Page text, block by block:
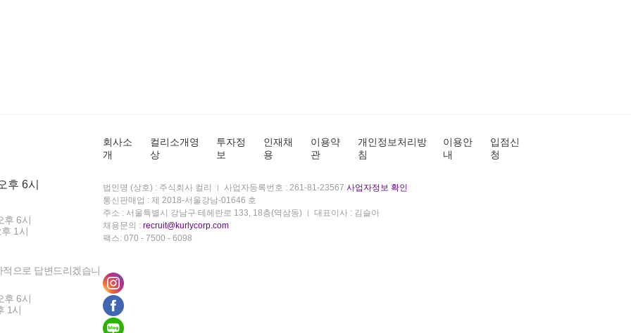
후 6시
후 6시
1시
으로 답변드리겠습니
후 6시
1시
회사소
개
컬리소개영
상
투자정
보
인재채
용
이용약
관
개인정보처리방
침
이용안
내
입점신
청
법인명 (상호) : 주식회사 컬리 사업자등록번호 : 261-81-23567 사업자정보 확인
통신판매업 : 제 2018-서울강남-01646 호
주소 : 서울특별시 강남구 테헤란로 133, 18층(역삼동)
대표이사 : 김슬아
채용문의 : recruit@kurlycorp.com
팩스: 070 - 7500 - 6098